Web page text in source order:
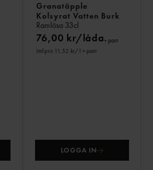
Granatäpple
Kolsyrat Vatten Burk
Ramlösa 33cl
76,00 kr/låda+ pant
Jmf.pris 11,52 kr/ l + pant
LOGGA IN